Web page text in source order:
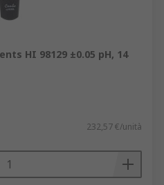
HI 98129 ±0.05 pH, 14
232,57 €/unità